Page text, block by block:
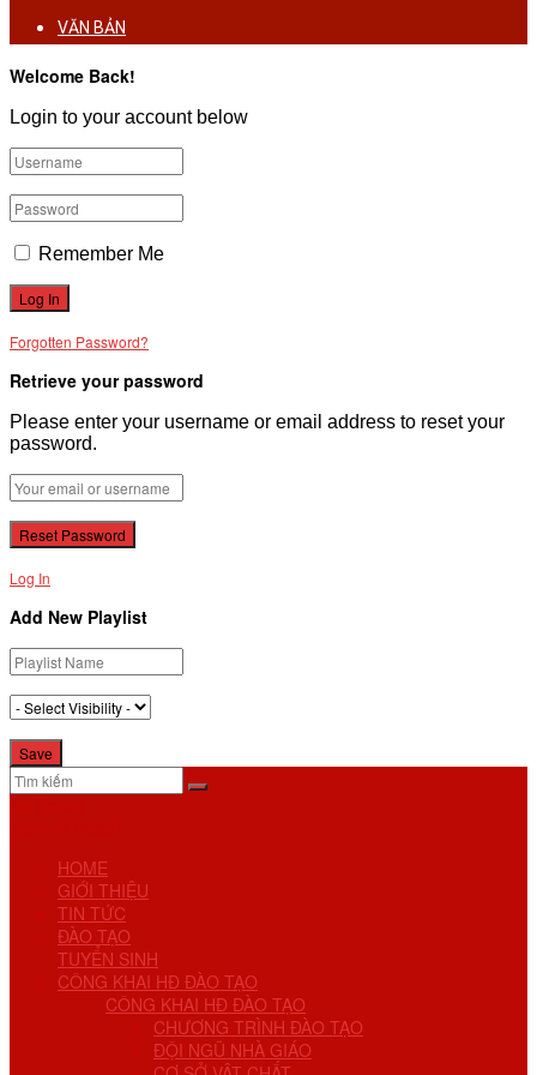
VĂN BẢN
Welcome Back!
Login to your account below
Remember Me
Forgotten Password?
Retrieve your password
Please enter your username or email address to reset your
password.
Log In
Add New Playlist
HOME
GIỚI THIỆU
TIN TỨC
ĐÀO TẠO
TUYỂN SINH
CÔNG KHAI HĐ ĐÀO TẠO
CÔNG KHAI HĐ ĐÀO TẠO
CHƯƠNG TRÌNH ĐÀO TẠO
ĐỘI NGŨ NHÀ GIÁO